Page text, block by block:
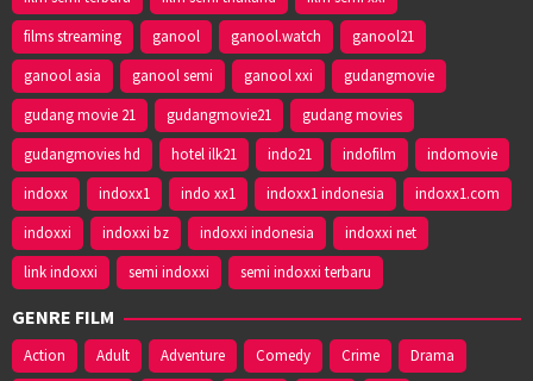
films streaming
ganool ganool.watch
ganool21
ganool asia
ganool semi ganool xxi
gudangmovie
gudang movie 21
gudangmovie21
gudang movies
gudangmovies hd
hotel ilk21 indo21 indofilm
indomovie
indoxx
indoxx1 indo xx1 indoxx1 indonesia
indoxx1.com
indoxxi
indoxxi bz indoxxi indonesia
indoxxi net
link indoxxi
semi indoxxi semi indoxxi terbaru
GENRE FILM
Action Adult Adventure Comedy Crime Drama